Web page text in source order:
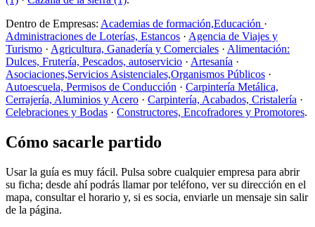
Dentro de Empresas: Academias de formación,Educación ·
Administraciones de Loterías, Estancos · Agencia de Viajes y
Turismo · Agricultura, Ganadería y Comerciales · Alimentación:
Dulces, Frutería, Pescados, autoservicio · Artesanía ·
Asociaciones,Servicios Asistenciales,Organismos Públicos ·
Autoescuela, Permisos de Conducción · Carpintería Metálica,
Cerrajería, Aluminios y Acero · Carpintería, Acabados, Cristalería ·
Celebraciones y Bodas · Constructores, Encofradores y Promotores.
Cómo sacarle partido
Usar la guía es muy fácil. Pulsa sobre cualquier empresa para abrir
su ficha; desde ahí podrás llamar por teléfono, ver su dirección en el
mapa, consultar el horario y, si es socia, enviarle un mensaje sin salir
de la página.